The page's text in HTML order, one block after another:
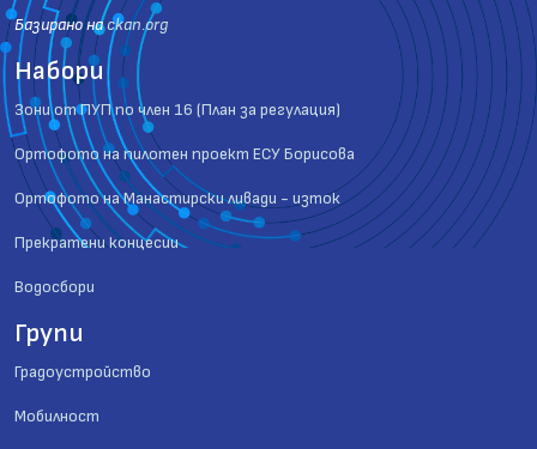
Базиранo наckan.org
Набори
Зони от ПУП по член 16 (План за регулация)
Ортофото на пилотен проект ЕСУ Борисова
Ортофото на Манастирски ливади - изток
Прекратени концесии
Водосбори
Групи
Градоустройство
Мобилност